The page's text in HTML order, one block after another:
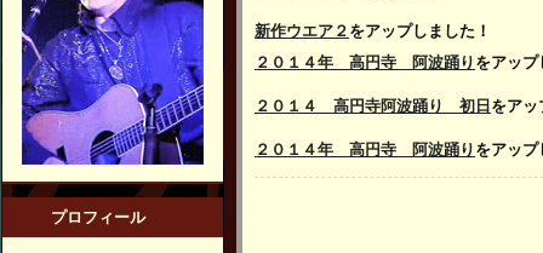
プロフィール
新作ウエア２ をアップしました！
２０１４年 高円寺 阿波踊り をアップ
２０１４ 高円寺阿波踊り 初日 をアッ
２０１４年 高円寺 阿波踊り をアップ